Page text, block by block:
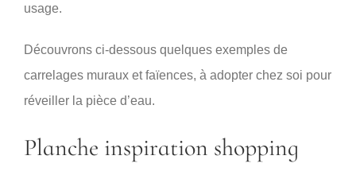
usage.
Découvrons ci-dessous quelques exemples de
carrelages muraux et faïences, à adopter chez soi pour
réveiller la pièce d’eau.
Planche inspiration shopping